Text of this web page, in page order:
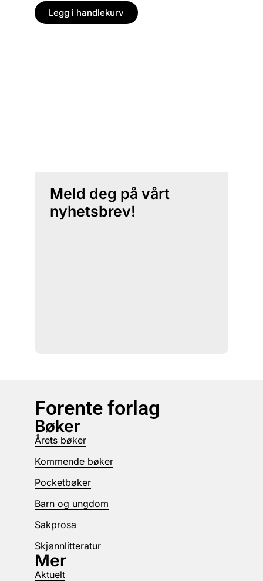
Legg i handlekurv
Meld deg på vårt
nyhetsbrev!
Forente forlag
Bøker
Årets bøker
Kommende bøker
Pocketbøker
Barn og ungdom
Sakprosa
Skjønnlitteratur
Mer
Aktuelt